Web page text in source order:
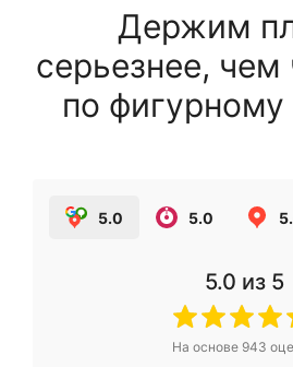
Держим
серьезнее,
по
5.0 5.0
5.0 из 5
На основе 943